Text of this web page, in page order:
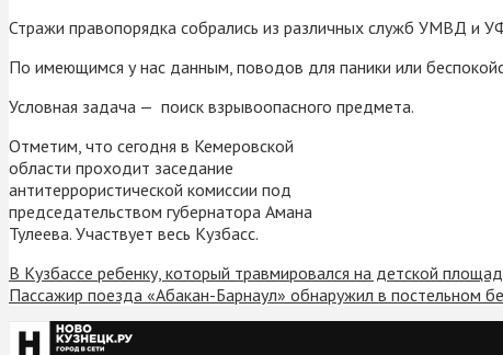
Стражи правопорядка собрались из различных служб УМВД и
По имеющимся у нас данным, поводов для паники или
Условная задача — поиск взрывоопасного предмета.
Отметим, что сегодня в Кемеровской
области проходит заседание
антитеррористической комиссии под
председательством губернатора Амана
Тулеева. Участвует весь Кузбасс.
В Кузбассе ребенку, который травмировался на детской
Пассажир поезда «Абакан-Барнаул» обнаружил в постельном